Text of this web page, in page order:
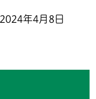
2024年4月8日